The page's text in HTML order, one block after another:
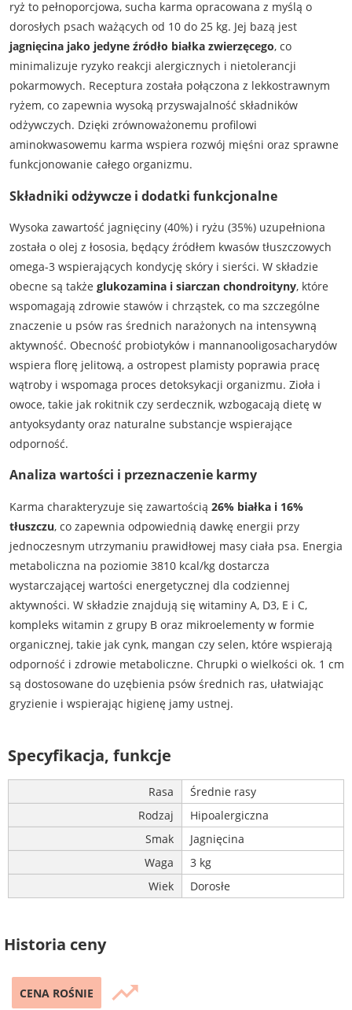
ryż to pełnoporcjowa, sucha karma opracowana z myślą o
dorosłych psach ważących od 10 do 25 kg. Jej bazą jest
jagnięcina jako jedyne źródło białka zwierzęcego, co
minimalizuje ryzyko reakcji alergicznych i nietolerancji
pokarmowych. Receptura została połączona z lekkostrawnym
ryżem, co zapewnia wysoką przyswajalność składników
odżywczych. Dzięki zrównoważonemu profilowi
aminokwasowemu karma wspiera rozwój mięśni oraz sprawne
funkcjonowanie całego organizmu.
Składniki odżywcze i dodatki funkcjonalne
Wysoka zawartość jagnięciny (40%) i ryżu (35%) uzupełniona
została o olej z łososia, będący źródłem kwasów tłuszczowych
omega-3 wspierających kondycję skóry i sierści. W składzie
obecne są także glukozamina i siarczan chondroityny, które
wspomagają zdrowie stawów i chrząstek, co ma szczególne
znaczenie u psów ras średnich narażonych na intensywną
aktywność. Obecność probiotyków i mannanooligosacharydów
wspiera florę jelitową, a ostropest plamisty poprawia pracę
wątroby i wspomaga proces detoksykacji organizmu. Zioła i
owoce, takie jak rokitnik czy serdecznik, wzbogacają dietę w
antyoksydanty oraz naturalne substancje wspierające
odporność.
Analiza wartości i przeznaczenie karmy
Karma charakteryzuje się zawartością 26% białka i 16%
tłuszczu, co zapewnia odpowiednią dawkę energii przy
jednoczesnym utrzymaniu prawidłowej masy ciała psa. Energia
metaboliczna na poziomie 3810 kcal/kg dostarcza
wystarczającej wartości energetycznej dla codziennej
aktywności. W składzie znajdują się witaminy A, D3, E i C,
kompleks witamin z grupy B oraz mikroelementy w formie
organicznej, takie jak cynk, mangan czy selen, które wspierają
odporność i zdrowie metaboliczne. Chrupki o wielkości ok. 1 cm
są dostosowane do uzębienia psów średnich ras, ułatwiając
gryzienie i wspierając higienę jamy ustnej.
Specyfikacja, funkcje
Rasa
Średnie rasy
Rodzaj
Hipoalergiczna
Smak
Jagnięcina
Waga
3 kg
Wiek
Dorosłe
Historia ceny
CENA ROŚNIE trending_up